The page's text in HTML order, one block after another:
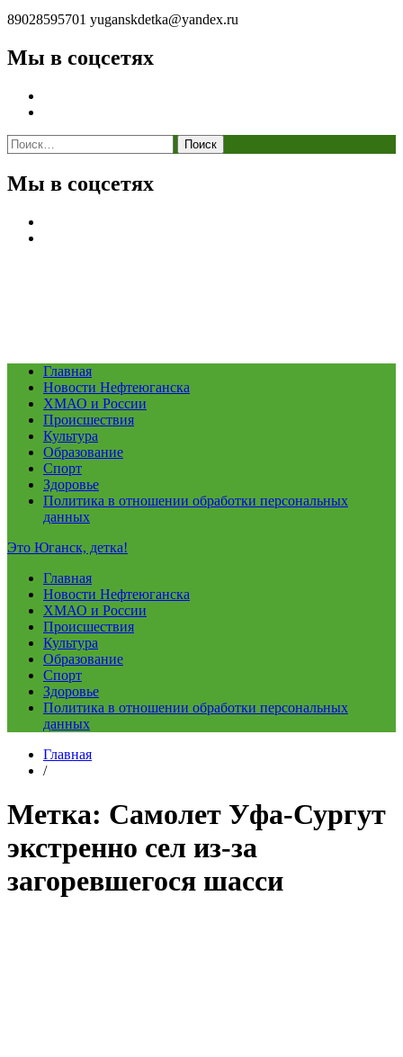
89028595701 yuganskdetka@yandex.ru
Мы в соцсетях
Найти:
Мы в соцсетях
Главная
Новости Нефтеюганска
ХМАО и России
Происшествия
Культура
Образование
Спорт
Здоровье
Политика в отношении обработки персональных
данных
Это Юганск, детка!
Главная
Новости Нефтеюганска
ХМАО и России
Происшествия
Культура
Образование
Спорт
Здоровье
Политика в отношении обработки персональных
данных
Главная
/
Метка: Самолет Уфа-Сургут
экстренно сел из-за
загоревшегося шасси